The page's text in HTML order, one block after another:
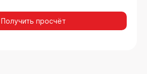
Получить просчёт